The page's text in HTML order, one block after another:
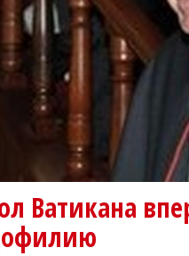
Ватикана